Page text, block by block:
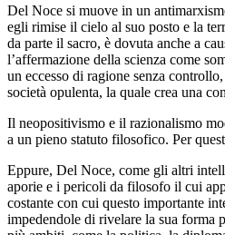
Del Noce si muove in un
egli rimise il cielo al suo posto e la
da parte il sacro, è dovuta anche a
l’affermazione della scienza come
un eccesso di ragione senza
società opulenta, la quale crea una
Il neopositivismo e il razionalismo
a un pieno statuto filosofico. Per
Eppure, Del Noce, come gli altri
aporie e i pericoli da filosofo il cui
costante con cui questo importante
impedendole di rivelare la sua forma